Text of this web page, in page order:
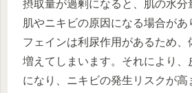
摂取量が過剰になると、肌の水分
肌やニキビの原因になる場合があ
フェインは利尿作用があるため、
増えてしまいます。それにより、
になり、ニキビの発生リスクが高